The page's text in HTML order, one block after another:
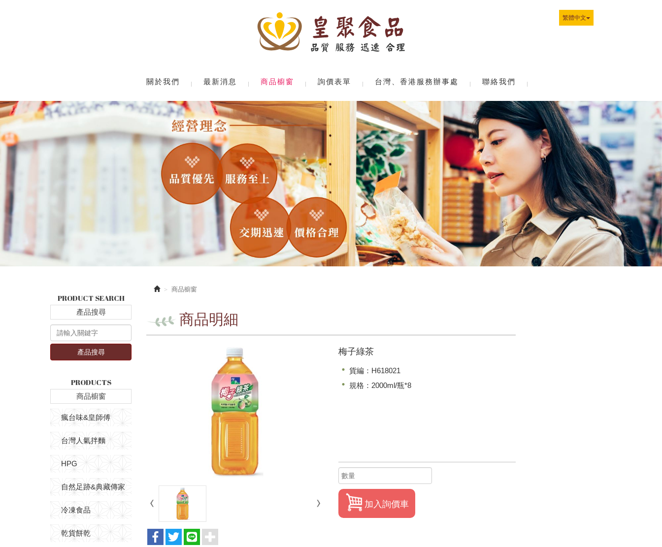
關於我們 最新消息 商品櫥窗 詢價表單 台灣、香港服務辦事處 聯絡我們
繁體中文
PRODUCT SEARCH
產品搜尋
產品搜尋
PRODUCTS
商品櫥窗
瘋台味&皇師傅
台灣人氣拌麵
HPG
自然足跡&典藏傳家
冷凍食品
乾貨餅乾
商品櫥窗
商品明細
梅子綠茶
貨編：H618021
規格：2000ml/瓶*8
加入詢價車